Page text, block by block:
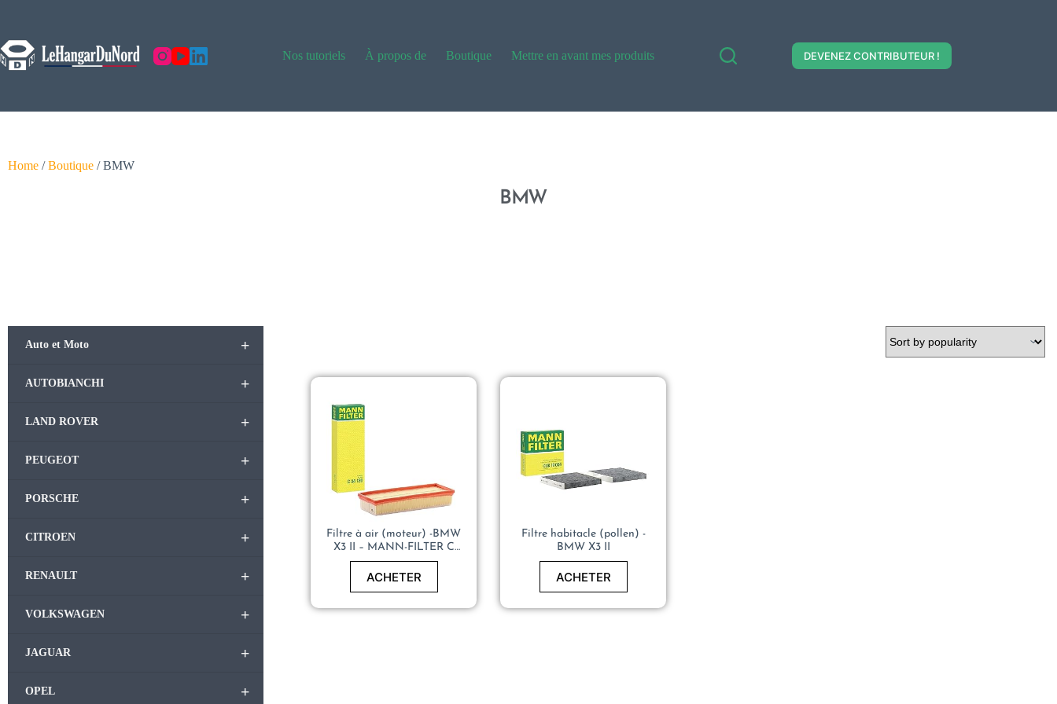
Nos tutoriels À propos de Boutique Mettre en avant mes produits DEVENEZ CONTRIBUTEUR !
Home /Boutique / BMW
BMW
+
Auto et Moto
+
AUTOBIANCHI
+
LAND ROVER
+
PEUGEOT
+
PORSCHE
+
CITROEN
+
RENAULT
+
VOLKSWAGEN
+
JAGUAR
+
OPEL
Filtre à air (moteur) -BMW
X3 II – MANN-FILTER C
34 120
ACHETER
Filtre habitacle (pollen) -
BMW X3 II
ACHETER